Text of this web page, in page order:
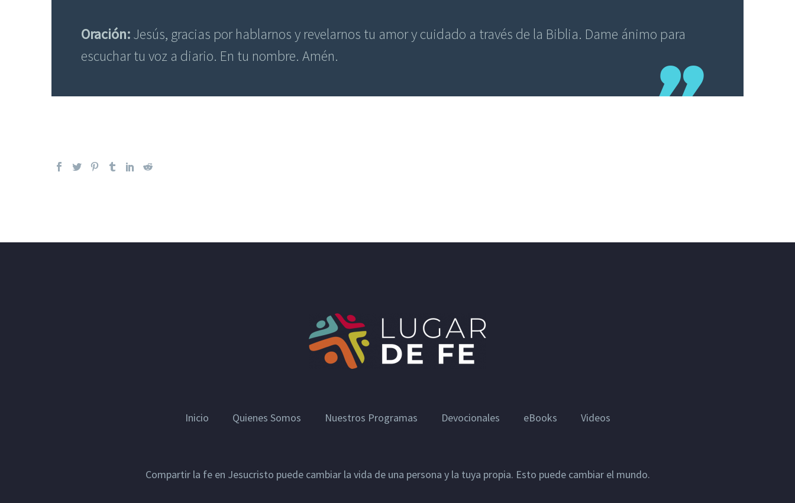
Oración:Jesús, gracias por hablarnos y revelarnos tu amor y cuidado a través de la Biblia. Dame ánimo para
escuchar tu voz a diario. En tu nombre. Amén.
Inicio Quienes Somos Nuestros Programas Devocionales eBooks Videos
Compartir la fe en Jesucristo puede cambiar la vida de una persona y la tuya propia. Esto puede cambiar el mundo.